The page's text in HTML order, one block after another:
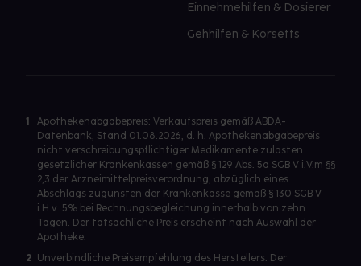
Einnehmehilfen & Dosierer
Gehhilfen & Korsetts
1
Apothekenabgabepreis: Verkaufspreis gemäß ABDA-
Datenbank, Stand 01.08.2026, d. h. Apothekenabgabepreis
nicht verschreibungspflichtiger Medikamente zulasten
gesetzlicher Krankenkassen gemäß § 129 Abs. 5a SGB V i.V.m §§
2,3 der Arzneimittelpreisverordnung, abzüglich eines
Abschlags zugunsten der Krankenkasse gemäß § 130 SGB V
i.H.v. 5% bei Rechnungsbegleichung innerhalb von zehn
Tagen. Der tatsächliche Preis erscheint nach Auswahl der
Apotheke.
2 Unverbindliche Preisempfehlung des Herstellers. Der